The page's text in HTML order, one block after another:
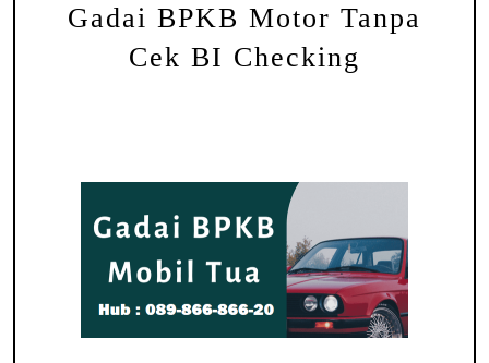
Gadai BPKB Motor Tanpa
Cek BI Checking